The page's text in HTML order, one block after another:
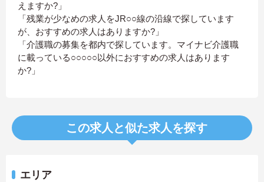
えますか?」
「残業が少なめの求人をJR○○線の沿線で探しています
が、おすすめの求人はありますか?」
「介護職の募集を都内で探しています。マイナビ介護職
に載っている○○○○○以外におすすめの求人はあります
か?」
この求人と似た求人を探す
エリア